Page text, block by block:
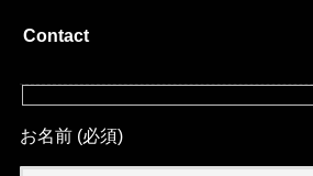
Contact
お名前 (必須)